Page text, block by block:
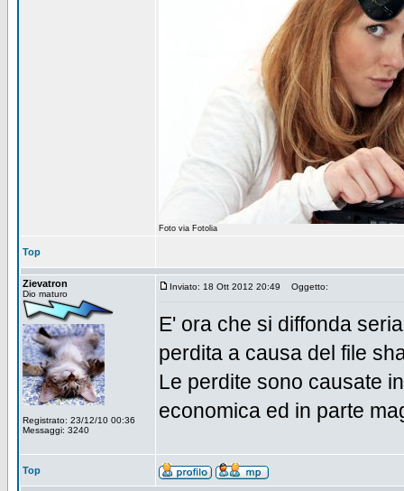
Foto via Fotolia
Top
Zievatron
Dio maturo
Registrato: 23/12/10 00:36
Messaggi: 3240
Inviato: 18 Ott 2012 20:49 Oggetto:
E' ora che si diffonda
perdita a causa del file
Le perdite sono causate
economica ed in parte
Top